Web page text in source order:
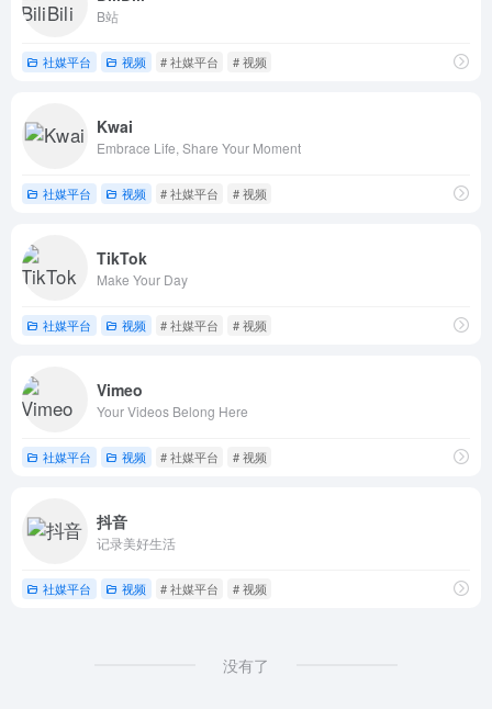
B站
社媒平台 视频 # 社媒平台 # 视频
Kwai
Embrace Life, Share Your Moment
社媒平台 视频 # 社媒平台 # 视频
TikTok
Make Your Day
社媒平台 视频 # 社媒平台 # 视频
Vimeo
Your Videos Belong Here
社媒平台 视频 # 社媒平台 # 视频
抖音
记录美好生活
社媒平台 视频 # 社媒平台 # 视频
没有了